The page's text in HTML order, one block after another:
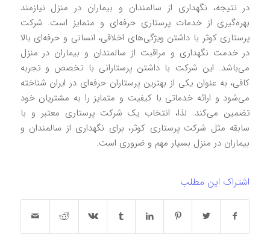
در نتیجه، نگهداری از سالمندان و بیماران در منزل نیازمند
بهره‌گیری از خدمات پرستاری حرفه‌ای و متمایز است. شرکت
پرستاری کوثر با داشتن ویژگی‌های اخلاقی، انسانی و حرفه‌ای بالا
در خدمت نگهداری و مراقبت از سالمندان و بیماران در منزل
می‌باشد. این شرکت با داشتن پرستارانی با تخصص و تجربه
کافی، به عنوان یکی از بهترین پرستاران حرفه‌ای در ایران شناخته
می‌شود و ارائه خدماتی با کیفیت و متمایز را به مشتریان خود
تضمین می‌کند. لذا، انتخاب یک شرکت پرستاری معتبر و با
سابقه مثل شرکت پرستاری کوثر، برای نگهداری از سالمندان و
بیماران در منزل بسیار مهم و ضروری است.
اشتراک این مطلب